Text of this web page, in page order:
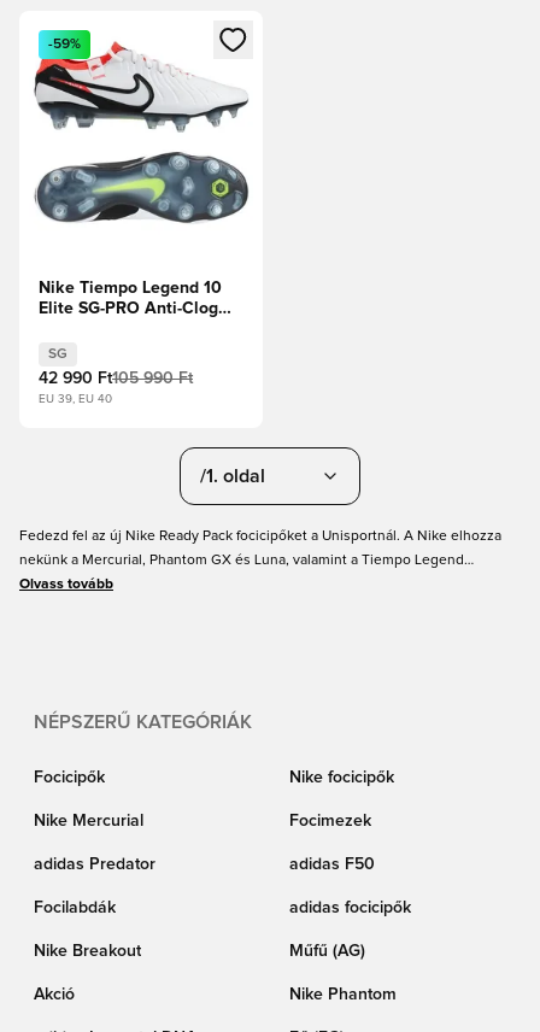
Megnyit egy modált a bejelentkezéshez vagy a tagként
-59%
Nike Tiempo Legend 10
Elite SG-PRO Anti-Clog
Fehér/Fekete/Bíborvörös
SG
42 990 Ft105 990 Ft
EU 39, EU 40
/1. oldal
Fedezd fel az új Nike Ready Pack focicipőket a Unisportnál. A Nike elhozza
nekünk a Mercurial, Phantom GX és Luna, valamint a Tiempo Legend
modelleket egy egyedi és merész dizájnban, ami megragadja a futball
Olvass tovább
NÉPSZERŰ KATEGÓRIÁK
Focicipők Nike focicipők
Nike Mercurial Focimezek
adidas Predator adidas F50
Focilabdák adidas focicipők
Nike Breakout Műfű (AG)
Akció Nike Phantom